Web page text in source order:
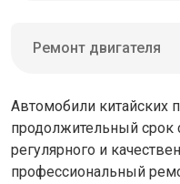
Ремонт двигателя
Автомобили китайских
продолжительный
регулярного и
профессиональный